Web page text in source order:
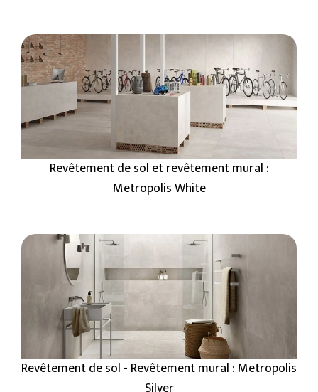
Revêtement de sol et revêtement mural :
Metropolis White
Revêtement de sol - Revêtement mural : Metropolis